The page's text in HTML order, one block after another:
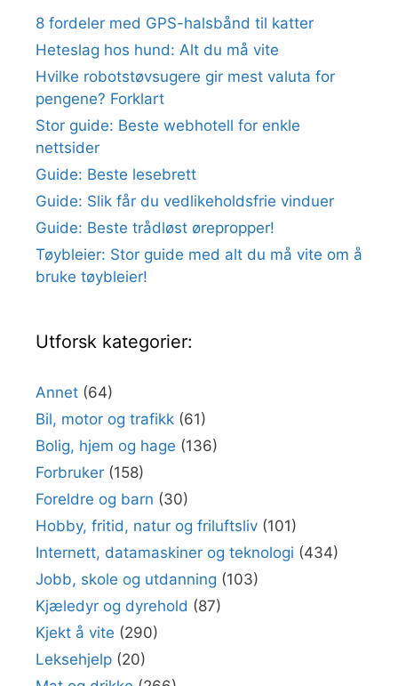
8 fordeler med GPS-halsbånd til katter
Heteslag hos hund: Alt du må vite
Hvilke robotstøvsugere gir mest valuta for
pengene? Forklart
Stor guide: Beste webhotell for enkle
nettsider
Guide: Beste lesebrett
Guide: Slik får du vedlikeholdsfrie vinduer
Guide: Beste trådløst ørepropper!
Tøybleier: Stor guide med alt du må vite om å
bruke tøybleier!
Utforsk kategorier:
Annet (64)
Bil, motor og trafikk (61)
Bolig, hjem og hage (136)
Forbruker (158)
Foreldre og barn (30)
Hobby, fritid, natur og friluftsliv (101)
Internett, datamaskiner og teknologi (434)
Jobb, skole og utdanning (103)
Kjæledyr og dyrehold (87)
Kjekt å vite (290)
Leksehjelp (20)